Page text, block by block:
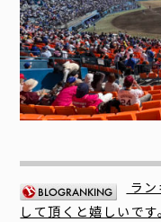
ラ
して頂くと嬉しいです